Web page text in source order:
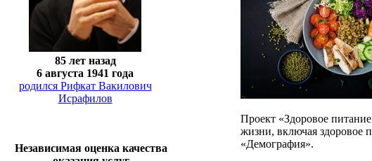
85 лет назад
6 августа 1941 года
родился Рифкат Вакилович
Исрафилов
Независимая оценка качества
Проект «Здоровое
жизни, включая здоровое
«Демография».